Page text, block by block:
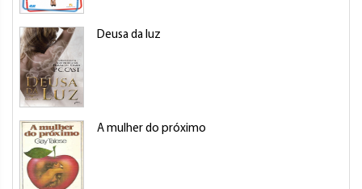
Deusa da luz
A mulher do próximo